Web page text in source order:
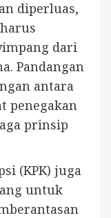
diperluas,
dari
Pandangan
antara
penegakan
prinsip
(KPK) juga
untuk